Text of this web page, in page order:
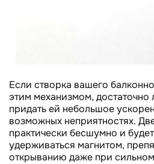
Если створка вашего
этим механизмом, достаточно
придать ей небольшое
возможных неприятностях.
практически бесшумно и
удерживаться магнитом,
открыванию даже при